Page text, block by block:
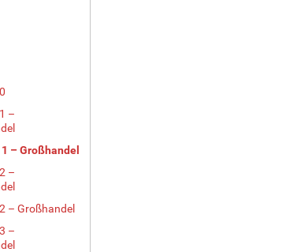
–
– Großhandel
–
– Großhandel
–